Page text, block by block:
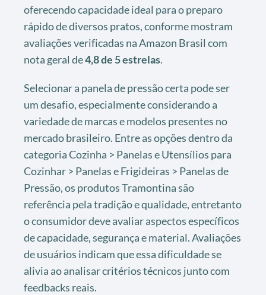
oferecendo capacidade ideal para o preparo
rápido de diversos pratos, conforme mostram
avaliações verificadas na Amazon Brasil com
nota geral de4,8 de 5 estrelas.
Selecionar a panela de pressão certa pode ser
um desafio, especialmente considerando a
variedade de marcas e modelos presentes no
mercado brasileiro. Entre as opções dentro da
categoria Cozinha > Panelas e Utensílios para
Cozinhar > Panelas e Frigideiras > Panelas de
Pressão, os produtos Tramontina são
referência pela tradição e qualidade, entretanto
o consumidor deve avaliar aspectos específicos
de capacidade, segurança e material. Avaliações
de usuários indicam que essa dificuldade se
alivia ao analisar critérios técnicos junto com
feedbacks reais.